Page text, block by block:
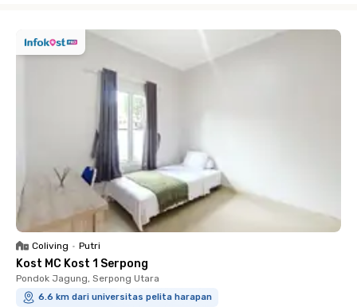
Coliving • Putri
Kost MC Kost 1 Serpong
Pondok Jagung, Serpong Utara
6.6 km dari universitas pelita harapan